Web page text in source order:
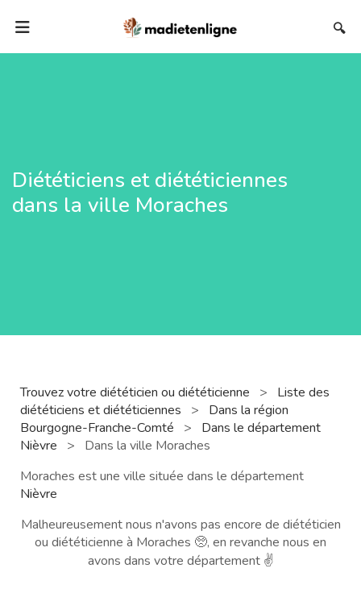
🔍
Diététiciens et diététiciennes
dans la ville Moraches
Trouvez votre diététicien ou diététicienne >
Liste des
diététiciens et diététiciennes
>
Dans la région
Bourgogne-Franche-Comté
>
Dans le département
Nièvre
>
Dans la ville Moraches
Moraches est une ville située dans le département
Nièvre
Malheureusement nous n'avons pas encore de diététicien
ou diététicienne à Moraches 🥺, en revanche nous en
avons dans votre département ✌️